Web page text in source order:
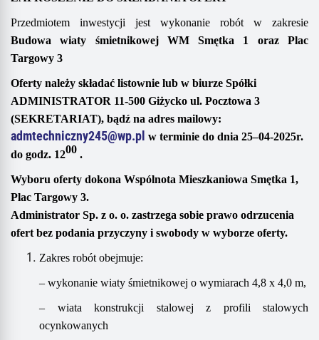
Przedmiotem inwestycji jest wykonanie robót w zakresie
Budowa wiaty śmietnikowej WMSmętka 1 orazPlac
Targowy 3
Oferty należy składać listownie lub w biurze Spółki
ADMINISTRATOR 11-500 Giżycko ul. Pocztowa 3
(SEKRETARIAT), bądź na adres mailowy:
admtechniczny245@wp.pl w terminie do dnia 25–04-2025r.
do godz. 1200 .
Wyboru oferty dokona Wspólnota Mieszkaniowa Smętka 1,
Plac Targowy 3.
Administrator Sp. z o. o. zastrzega sobie prawo odrzucenia
ofert bez podania przyczyny i swobody w wyborze oferty.
Zakres robót obejmuje:
– wykonanie wiaty śmietnikowej o wymiarach 4,8 x 4,0 m,
– wiata konstrukcji stalowej z profili stalowych
ocynkowanych